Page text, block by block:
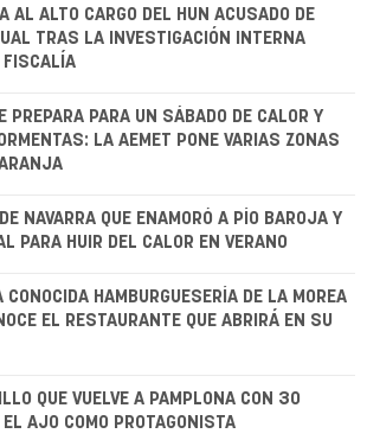
AL ALTO CARGO DEL HUN ACUSADO DE
TRAS LA INVESTIGACIÓN INTERNA
FISCALÍA
PREPARA PARA UN SÁBADO DE CALOR Y
LA AEMET PONE VARIAS ZONAS
NAVARRA QUE ENAMORÓ A PÍO BAROJA Y
PARA HUIR DEL CALOR EN VERANO
CONOCIDA HAMBURGUESERÍA DE LA MOREA
EL RESTAURANTE QUE ABRIRÁ EN SU
QUE VUELVE A PAMPLONA CON 30
AJO COMO PROTAGONISTA